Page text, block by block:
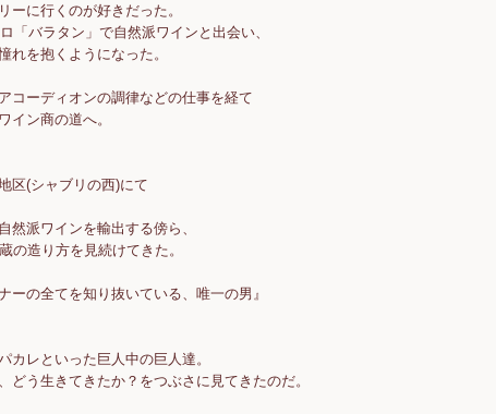
ーに行くのが好きだった。
「バラタン」で自然派ワインと出会い、
れを抱くようになった。
コーディオンの調律などの仕事を経て
イン商の道へ。
区(シャブリの西)にて
然派ワインを輸出する傍ら、
の造り方を見続けてきた。
ーの全てを知り抜いている、唯一の男』
カレといった巨人中の巨人達。
どう生きてきたか？をつぶさに見てきたのだ。